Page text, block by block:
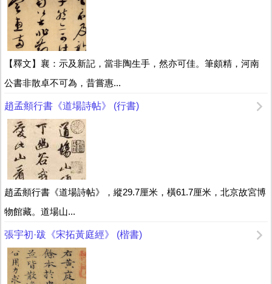
【釋文】襄：示及新記，當非陶生手，然亦可佳。筆頗精，河南
公書非散卓不可為，昔嘗惠...
趙孟頫行書《道場詩帖》 (行書)
趙孟頫行書《道場詩帖》，縱29.7厘米，橫61.7厘米，北京故宮博
物館藏。道場山...
張宇初·跋《宋拓黃庭經》 (楷書)